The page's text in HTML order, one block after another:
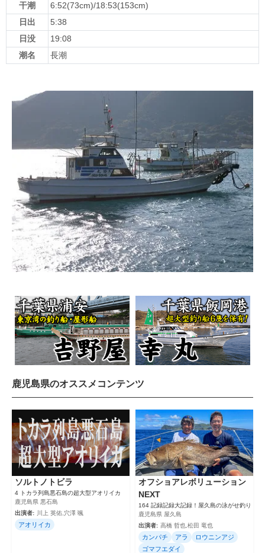
干潮
6:52(73cm)/18:53(153cm)
日出
5:38
日没
19:08
潮名
長潮
鹿児島県のオススメコンテンツ
ソルトノトビラ
4 トカラ列島悪石島の超大型アオリイカ
鹿児島県 悪石島
出演者:
川上 英佑,穴澤 颯
アオリイカ
オフショアレボリューション
NEXT
164 記録記録大記録！屋久島の泳がせ釣り
鹿児島県 屋久島
出演者: 高橋 哲也,松田 竜也
カンパチ アラ
ロウニンアジ
ゴマフエダイ